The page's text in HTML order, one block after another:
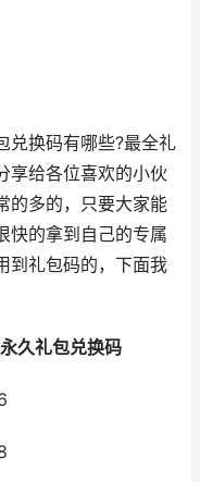
换码有哪些?最全礼
享给各位喜欢的小伙
的多的，只要大家能
快的拿到自己的专属
到礼包码的，下面我
久礼包兑换码